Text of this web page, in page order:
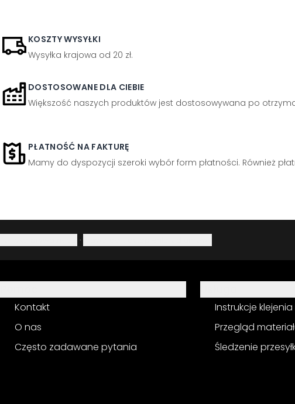
KOSZTY WYSYŁKI
Wysyłka krajowa od 20 zł.
DOSTOSOWANE DLA CIEBIE
Większość naszych produktów jest dostosowywana po
PŁATNOŚĆ NA FAKTURĘ
Mamy do dyspozycji szeroki wybór form płatności. Również
·
Kontakt
O nas
Często zadawane pytania
Instrukcje
Przegląd
Śledzenie